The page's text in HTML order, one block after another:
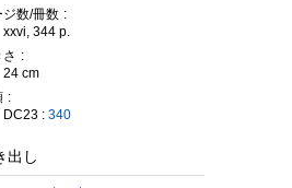
ジ数/冊数
xxvi, 344 p.
24 cm
DC23 : 340
出し